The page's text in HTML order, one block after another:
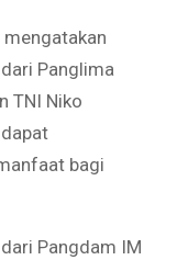
Panglima
TNI Niko
bagi
Pangdam IM